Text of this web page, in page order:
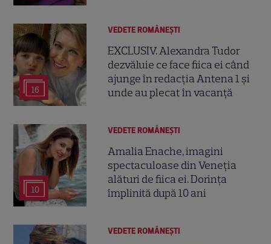
16
VEDETE ROMÂNEŞTI
EXCLUSIV. Alexandra Tudor
dezvăluie ce face fiica ei când
ajunge în redacția Antena 1 și
unde au plecat în vacanță
10
VEDETE ROMÂNEŞTI
Amalia Enache, imagini
spectaculoase din Veneția
alături de fiica ei. Dorința
împlinită după 10 ani
VEDETE ROMÂNEŞTI